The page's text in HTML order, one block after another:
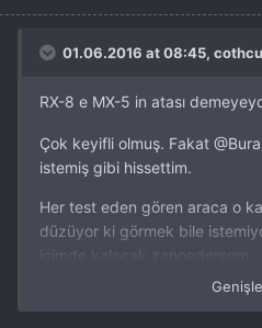
01.06.2016 at 08:45,
RX-8 e MX-5 in atası
Çok keyifli olmuş. Fakat
istemiş gibi hissettim.
Her test eden gören araca o
düzüyor ki görmek bile
içimde kalacak zannedersem